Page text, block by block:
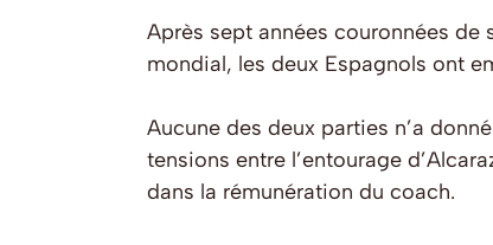
Après sept années couronnées de
mondial, les deux Espagnols ont
Aucune des deux parties n’a
tensions entre l’entourage
dans la rémunération du coach.